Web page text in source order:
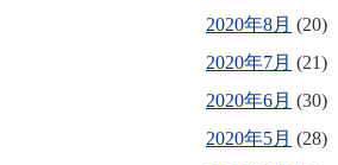
2020年8月 (20)
2020年7月 (21)
2020年6月 (30)
2020年5月 (28)